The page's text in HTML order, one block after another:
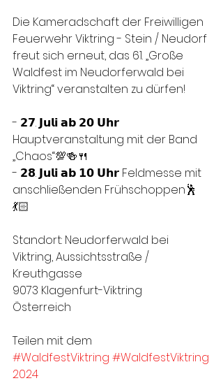
Die Kameradschaft der Freiwilligen
Feuerwehr Viktring - Stein / Neudorf
freut sich erneut, das 61. „Große
Waldfest im Neudorferwald bei
Viktring“ veranstalten zu dürfen!
- 𝟮𝟳. 𝗝𝘂𝗹𝗶 𝗮𝗯 𝟮𝟬 𝗨𝗵𝗿
Hauptveranstaltung mit der Band
„Chaos“💯🍻🍴
- ⁠𝟮𝟴. 𝗝𝘂𝗹𝗶 𝗮𝗯 𝟭𝟬 𝗨𝗵𝗿 Feldmesse mit
anschließenden Frühschoppen🕺
💃🏻
Standort: Neudorferwald bei
Viktring, Aussichtsstraße /
Kreuthgasse
9073 Klagenfurt-Viktring
Österreich
Teilen mit dem
#WaldfestViktring #WaldfestViktring
2024